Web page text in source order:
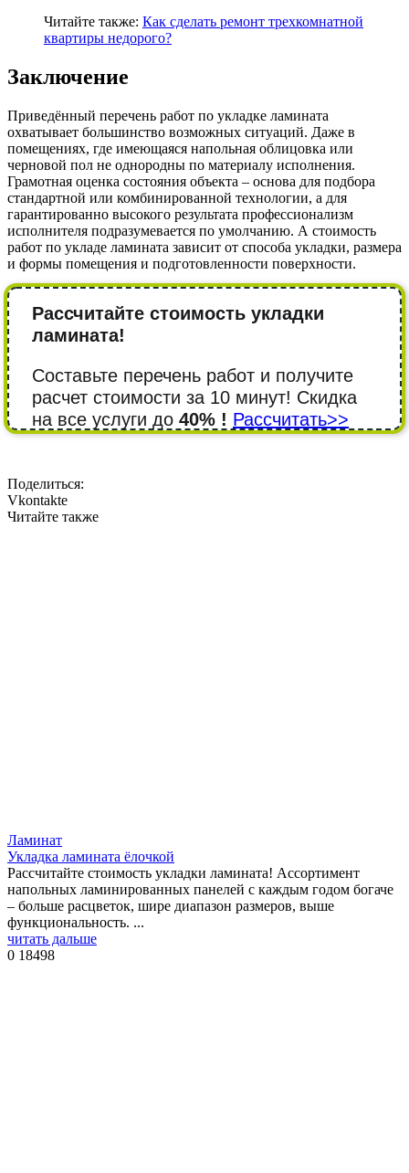
Читайте также: Как сделать ремонт трехкомнатной
квартиры недорого?
Заключение
Приведённый перечень работ по укладке ламината
охватывает большинство возможных ситуаций. Даже в
помещениях, где имеющаяся напольная облицовка или
черновой пол не однородны по материалу исполнения.
Грамотная оценка состояния объекта – основа для подбора
стандартной или комбинированной технологии, а для
гарантированно высокого результата профессионализм
исполнителя подразумевается по умолчанию. А стоимость
работ по укладе ламината зависит от способа укладки, размера
и формы помещения и подготовленности поверхности.
Рассчитайте стоимость укладки
ламината!
Составьте перечень работ и получите
расчет стоимости за 10 минут! Cкидка
на все услуги до 40% ! Рассчитать>>
Поделиться:
Vkontakte
Читайте также
Ламинат
Укладка ламината ёлочкой
Рассчитайте стоимость укладки ламината! Ассортимент
напольных ламинированных панелей с каждым годом богаче
– больше расцветок, шире диапазон размеров, выше
функциональность. ...
читать дальше
0 18498